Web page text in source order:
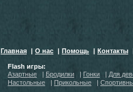
Главная | О нас | Помощь | Контакты
Flash игры:
Азартные
| Бродилки | Гонки | Для
Настольные
| Прикольные |